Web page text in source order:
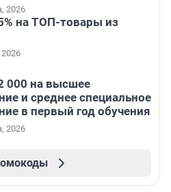
2026
на ТОП-товары из
2026
000 на высшее
и среднее специальное
в первый год обучения
2026